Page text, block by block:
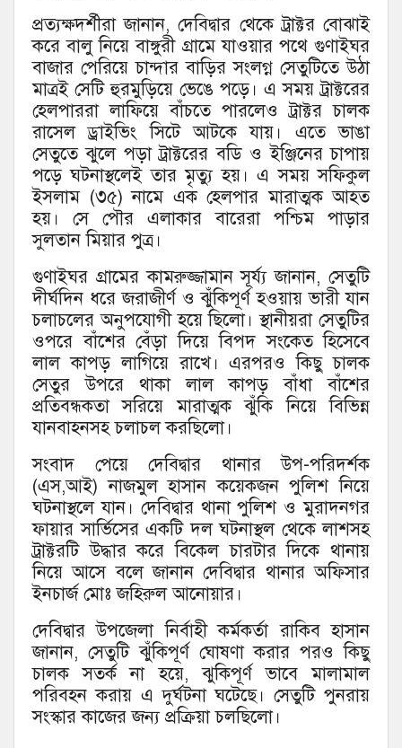
প্রত্যক্ষদর্শীরা জানান, দেবিদ্বার থেকে ট্রাক্টর বোঝাই
করে বালু নিয়ে বাঙ্গুরী গ্রামে যাওয়ার পথে গুণাইঘর
বাজার পেরিয়ে চান্দার বাড়ির সংলগ্ন সেতুটিতে উঠা
মাত্রই সেটি হুরমুড়িয়ে ভেঙে পড়ে। এ সময় ট্রাক্টরের
হেলপাররা লাফিয়ে বাঁচতে পারলেও ট্রাক্টর চালক
রাসেল ড্রাইভিং সিটে আটকে যায়। এতে ভাঙা
সেতুতে ঝুলে পড়া ট্রাক্টরের বডি ও ইঞ্জিনের চাপায়
পড়ে ঘটনাস্থলেই তার মৃত্যু হয়। এ সময় সফিকুল
ইসলাম (৩৫) নামে এক হেলপার মারাত্মক আহত
হয়। সে পৌর এলাকার বারেরা পশ্চিম পাড়ার
সুলতান মিয়ার পুত্র।
গুণাইঘর গ্রামের কামরুজ্জামান সূর্য্য জানান, সেতুটি
দীর্ঘদিন ধরে জরাজীর্ণ ও ঝুঁকিপূর্ণ হওয়ায় ভারী যান
চলাচলের অনুপযোগী হয়ে ছিলো। স্থানীয়রা সেতুটির
ওপরে বাঁশের বেঁড়া দিয়ে বিপদ সংকেত হিসেবে
লাল কাপড় লাগিয়ে রাখে। এরপরও কিছু চালক
সেতুর উপরে থাকা লাল কাপড় বাঁধা বাঁশের
প্রতিবন্ধকতা সরিয়ে মারাত্মক ঝুঁকি নিয়ে বিভিন্ন
যানবাহনসহ চলাচল করছিলো।
সংবাদ পেয়ে দেবিদ্বার থানার উপ-পরিদর্শক
(এস,আই) নাজমুল হাসান কয়েকজন পুলিশ নিয়ে
ঘটনাস্থলে যান। দেবিদ্বার থানা পুলিশ ও মুরাদনগর
ফায়ার সার্ভিসের একটি দল ঘটনাস্থল থেকে লাশসহ
ট্রাক্টরটি উদ্ধার করে বিকেল চারটার দিকে থানায়
নিয়ে আসে বলে জানান দেবিদ্বার থানার অফিসার
ইনচার্জ মোঃ জহিরুল আনোয়ার।
দেবিদ্বার উপজেলা নির্বাহী কর্মকর্তা রাকিব হাসান
জানান, সেতুটি ঝুঁকিপূর্ণ ঘোষণা করার পরও কিছু
চালক সতর্ক না হয়ে, ঝুকিপূর্ণ ভাবে মালামাল
পরিবহন করায় এ দুর্ঘটনা ঘটেছে। সেতুটি পুনরায়
সংস্কার কাজের জন্য প্রক্রিয়া চলছিলো।